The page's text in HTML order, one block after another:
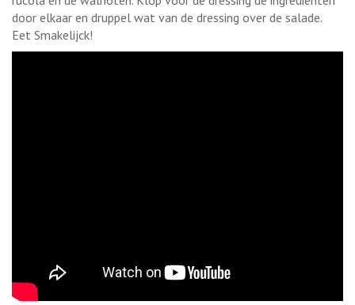
door elkaar en druppel wat van de dressing over de salade.
Eet Smakelijck!